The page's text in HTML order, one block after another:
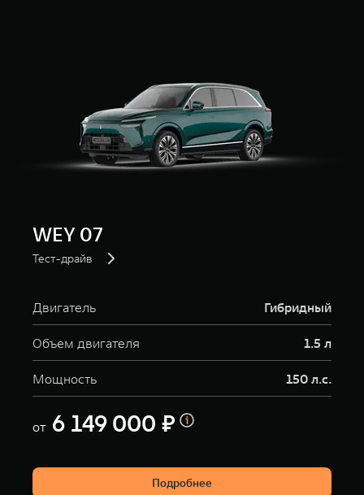
WEY 07
Тест-драйв
Двигатель Гибридный
Объем двигателя 1.5 л
Мощность 150 л.с.
от 6 149 000 ₽
Подробнее